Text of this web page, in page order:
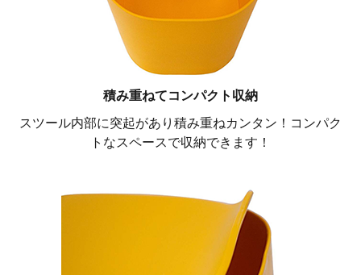
積み重ねてコンパクト収納
スツール内部に突起があり積み重ねカンタン！コンパク
トなスペースで収納できます！